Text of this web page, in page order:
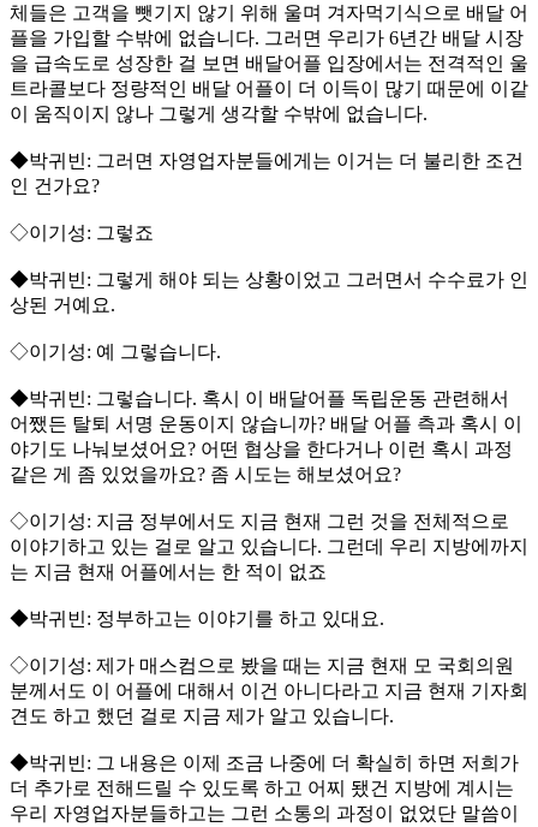
체들은 고객을 뺏기지 않기 위해 울며 겨자먹기식으로 배달 어
플을 가입할 수밖에 없습니다. 그러면 우리가 6년간 배달 시장
을 급속도로 성장한 걸 보면 배달어플 입장에서는 전격적인 울
트라콜보다 정량적인 배달 어플이 더 이득이 많기 때문에 이같
이 움직이지 않나 그렇게 생각할 수밖에 없습니다.
◆박귀빈: 그러면 자영업자분들에게는 이거는 더 불리한 조건
인 건가요?
◇이기성: 그렇죠
◆박귀빈: 그렇게 해야 되는 상황이었고 그러면서 수수료가 인
상된 거예요.
◇이기성: 예 그렇습니다.
◆박귀빈: 그렇습니다. 혹시 이 배달어플 독립운동 관련해서
어쨌든 탈퇴 서명 운동이지 않습니까? 배달 어플 측과 혹시 이
야기도 나눠보셨어요? 어떤 협상을 한다거나 이런 혹시 과정
같은 게 좀 있었을까요? 좀 시도는 해보셨어요?
◇이기성: 지금 정부에서도 지금 현재 그런 것을 전체적으로
이야기하고 있는 걸로 알고 있습니다. 그런데 우리 지방에까지
는 지금 현재 어플에서는 한 적이 없죠
◆박귀빈: 정부하고는 이야기를 하고 있대요.
◇이기성: 제가 매스컴으로 봤을 때는 지금 현재 모 국회의원
분께서도 이 어플에 대해서 이건 아니다라고 지금 현재 기자회
견도 하고 했던 걸로 지금 제가 알고 있습니다.
◆박귀빈: 그 내용은 이제 조금 나중에 더 확실히 하면 저희가
더 추가로 전해드릴 수 있도록 하고 어찌 됐건 지방에 계시는
우리 자영업자분들하고는 그런 소통의 과정이 없었단 말씀이